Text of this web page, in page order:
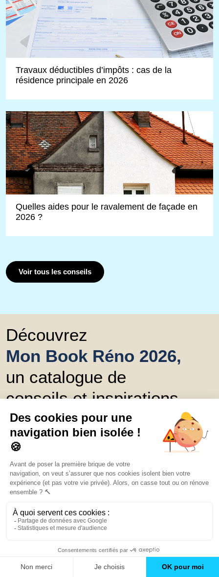
Travaux déductibles d’impôts : cas de la
résidence principale en 2026
Quelles aides pour le ravalement de façade en
2026 ?
Voir tous les conseils
Découvrez
Mon Book Réno 2026,
un catalogue de
conseils et inspirations
Trouver une agence
Boutique en ligne